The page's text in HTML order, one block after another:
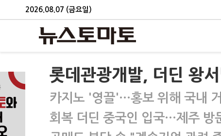
2026.08.07 (금요일)
롯데관광개발, 더딘 왕
카지노 '영끌'…홍보 위해 국내
회복 더딘 중국인 입국…제주